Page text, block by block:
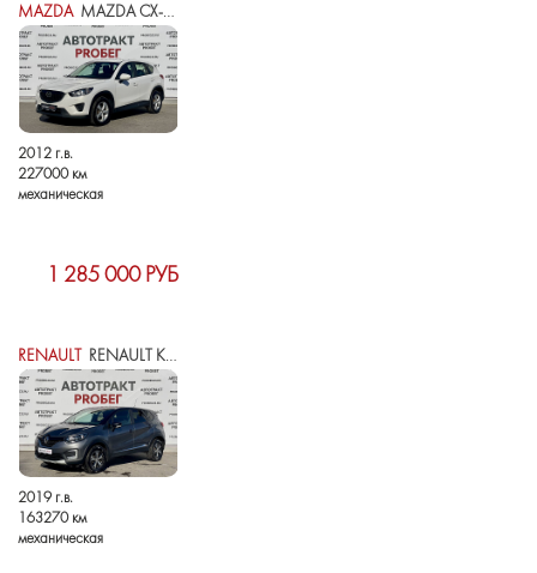
MAZDAMAZDA CX-5 I
2012 г.в.
227000 км
механическая
1 285 000 РУБ
RENAULT RENAULT KAPTUR I
2019 г.в.
163270 км
механическая